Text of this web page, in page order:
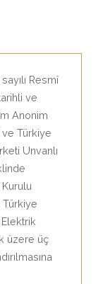
Resmî
ve
Anonim
Türkiye
Unvanlı
Kurulu
Türkiye
üzere üç